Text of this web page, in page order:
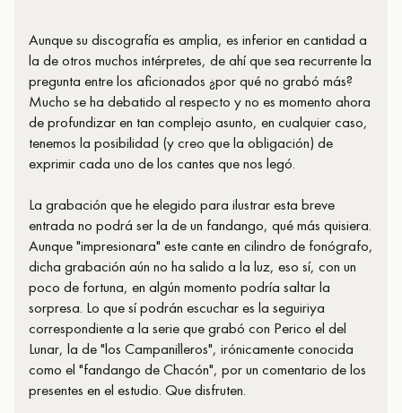
Aunque su discografía es amplia, es inferior en cantidad a
la de otros muchos intérpretes, de ahí que sea recurrente la
pregunta entre los aficionados ¿por qué no grabó más?
Mucho se ha debatido al respecto y no es momento ahora
de profundizar en tan complejo asunto, en cualquier caso,
tenemos la posibilidad (y creo que la obligación) de
exprimir cada uno de los cantes que nos legó.
La grabación que he elegido para ilustrar esta breve
entrada no podrá ser la de un fandango, qué más quisiera.
Aunque "impresionara" este cante en cilindro de fonógrafo,
dicha grabación aún no ha salido a la luz, eso sí, con un
poco de fortuna, en algún momento podría saltar la
sorpresa. Lo que sí podrán escuchar es la seguiriya
correspondiente a la serie que grabó con Perico el del
Lunar, la de "los Campanilleros", irónicamente conocida
como el "fandango de Chacón", por un comentario de los
presentes en el estudio. Que disfruten.